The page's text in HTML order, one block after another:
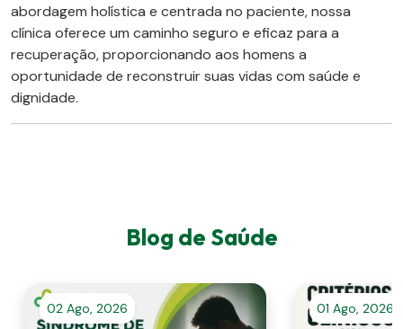
abordagem holística e centrada no paciente, nossa
clínica oferece um caminho seguro e eficaz para a
recuperação, proporcionando aos homens a
oportunidade de reconstruir suas vidas com saúde e
dignidade.
Blog de Saúde
02 Ago, 2026 01 Ago, 2026